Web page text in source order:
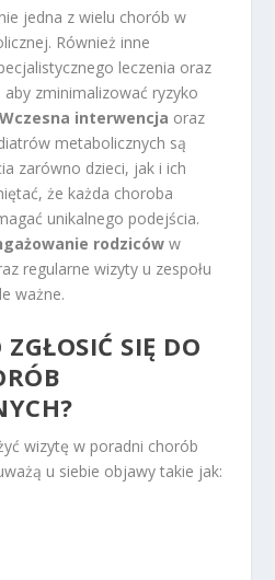
jedna z wielu chorób w
Również inne
leczenia oraz
zminimalizować ryzyko
Wczesna interwencja oraz
metabolicznych są
zarówno dzieci, jak i ich
że każda choroba
unikalnego podejścia.
rodziców w
regularne wizyty u zespołu
ważne.
SIĘ DO
wizytę w poradni chorób
u siebie objawy takie jak: